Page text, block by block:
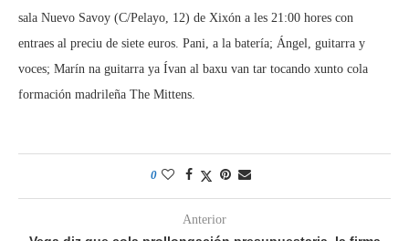
sala Nuevo Savoy (C/Pelayo, 12) de Xixón a les 21:00 hores con
entraes al preciu de siete euros. Pani, a la batería; Ángel, guitarra y
voces; Marín na guitarra ya Ívan al baxu van tar tocando xunto cola
formación madrileña The Mittens.
0
Anterior